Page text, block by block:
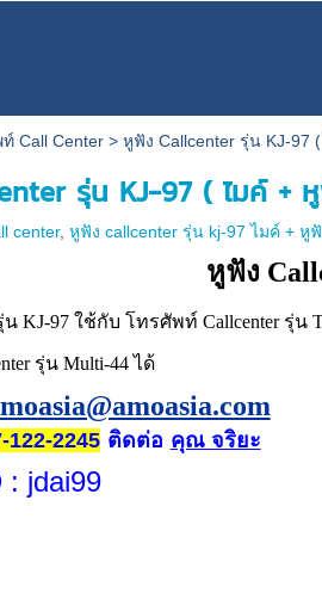
Call Center> หูฟัง Callcenter รุ่น KJ-97
รุ่น KJ-97 ( ไมค์ +
center,หูฟัง callcenter รุ่น kj-97 ไมค์ + หูฟั
หูฟัง
น KJ-97 ใช้กับ โทรศัพท์ Callcenter รุ่น
รุ่น Multi-44 ได้
122-2245ติดต่อ คุณ จริยะ
: jdai99